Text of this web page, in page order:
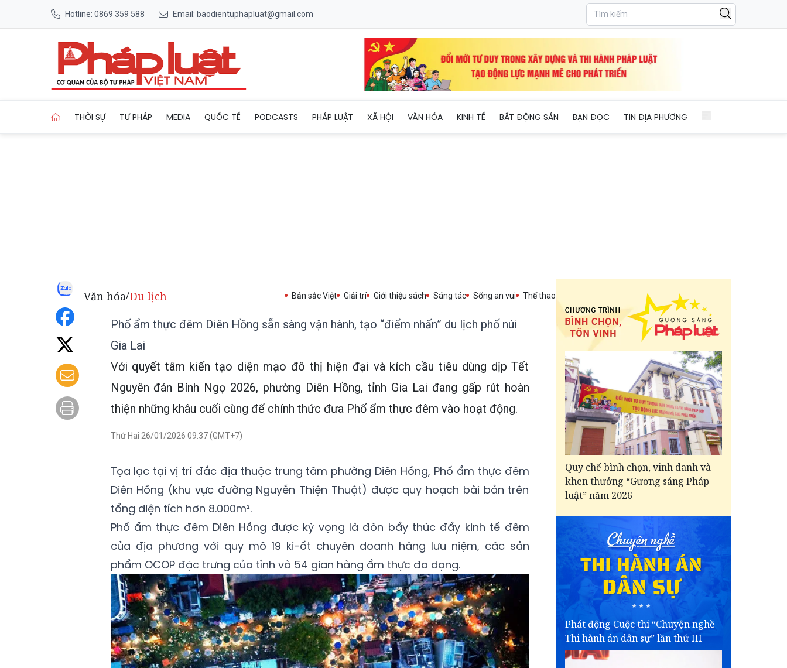
Hotline: 0869 359 588 Email: baodientuphapluat@gmail.com
THỜI SỰ TƯ PHÁP MEDIA QUỐC TẾ PODCASTS PHÁP LUẬT XÃ HỘI VĂN HÓA KINH TẾ BẤT ĐỘNG SẢN BẠN ĐỌC TIN ĐỊA PHƯƠNG
Văn hóa/Du lịch Bản sắc Việt Giải trí Giới thiệu sách Sáng tác Sống an vui Thể thao
Phố ẩm thực đêm Diên Hồng sẵn sàng vận hành, tạo “điểm nhấn” du lịch phố núi
Gia Lai
Với quyết tâm kiến tạo diện mạo đô thị hiện đại và kích cầu tiêu dùng dịp Tết
Nguyên đán Bính Ngọ 2026, phường Diên Hồng, tỉnh Gia Lai đang gấp rút hoàn
thiện những khâu cuối cùng để chính thức đưa Phố ẩm thực đêm vào hoạt động.
Thứ Hai 26/01/2026 09:37 (GMT+7)
Tọa lạc tại vị trí đắc địa thuộc trung tâm phường Diên Hồng, Phố ẩm thực đêm
Diên Hồng (khu vực đường Nguyễn Thiện Thuật) được quy hoạch bài bản trên
tổng diện tích hơn 8.000m².
Phố ẩm thực đêm Diên Hồng được kỳ vọng là đòn bẩy thúc đẩy kinh tế đêm
của địa phương với quy mô 19 ki-ốt chuyên doanh hàng lưu niệm, các sản
phẩm OCOP đặc trưng của tỉnh và 54 gian hàng ẩm thực đa dạng.
Quy chế bình chọn, vinh danh và
khen thưởng “Gương sáng Pháp
luật” năm 2026
Phát động Cuộc thi “Chuyện nghề
Thi hành án dân sự” lần thứ III